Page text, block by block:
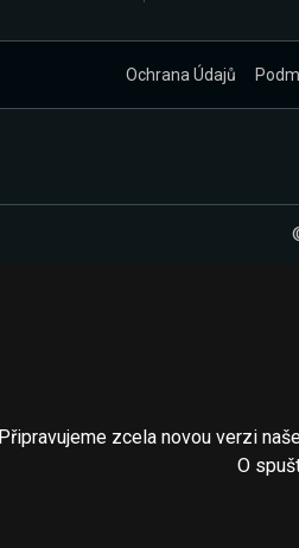
Ochrana Údajů
Připravujeme zcela novou verzi
O